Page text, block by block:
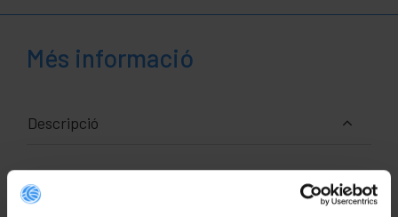
Més informació
Descripció
(Cat.6a) de 20 mi de color gris que permet tant la